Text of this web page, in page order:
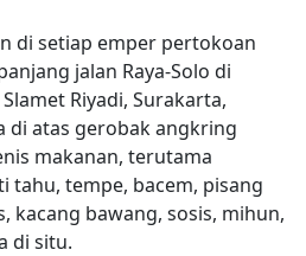
di setiap emper pertokoan
jalan Raya-Solo di
Riyadi, Surakarta,
di atas gerobak angkring
makanan, terutama
tahu, tempe, bacem, pisang
kacang bawang, sosis, mihun,
di situ.